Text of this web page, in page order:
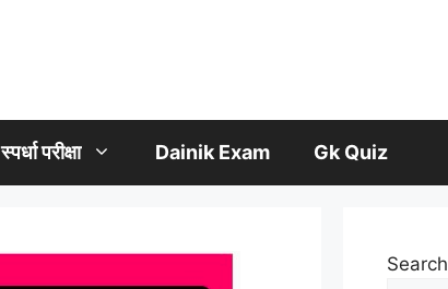
स्पर्धा परीक्षा Dainik Exam Gk Quiz
Search